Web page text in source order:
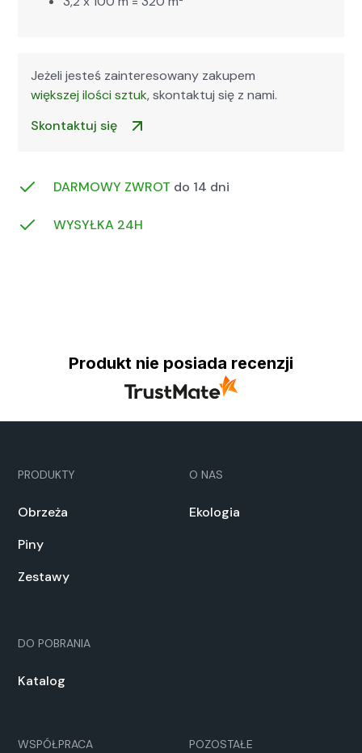
Jeżeli jesteś zainteresowany zakupem
większej ilości sztuk, skontaktuj się z nami.
Skontaktuj się
DARMOWY ZWROT do 14 dni
WYSYŁKA 24H
Produkt nie posiada recenzji
PRODUKTY
Obrzeża
Piny
Zestawy
O NAS
Ekologia
DO POBRANIA
Katalog
WSPÓŁPRACA POZOSTAŁE